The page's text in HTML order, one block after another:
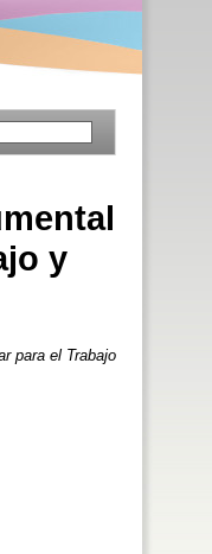
y
para el Trabajo